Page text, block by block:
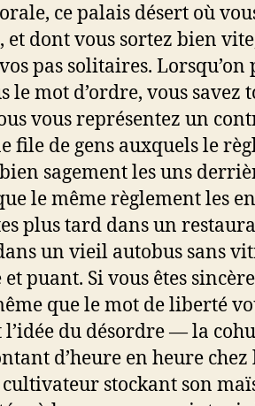
ce palais désert où
et dont vous sortez bien
pas solitaires. Lorsqu’on
le mot d’ordre, vous savez
vous représentez un
file de gens auxquels le
sagement les uns
le même règlement les
plus tard dans un
un vieil autobus sans
puant. Si vous êtes
que le mot de liberté
du désordre — la
d’heure en heure chez
stockant son